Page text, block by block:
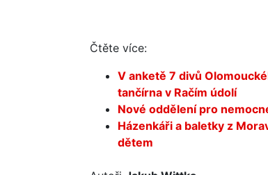
Čtěte více:
V anketě 7 divů
tančírna v Račím údolí
Nové oddělení pro
Házenkáři a baletky z
dětem